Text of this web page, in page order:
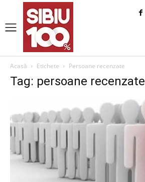
Acasă Etichete Persoane recenzate
Tag: persoane recenzate